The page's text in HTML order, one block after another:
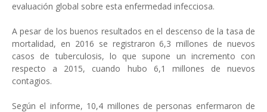
evaluación global sobre esta enfermedad infecciosa.
A pesar de los buenos resultados en el descenso de la tasa de
mortalidad, en 2016 se registraron 6,3 millones de nuevos
casos de tuberculosis, lo que supone un incremento con
respecto a 2015, cuando hubo 6,1 millones de nuevos
contagios.
Según el informe, 10,4 millones de personas enfermaron de